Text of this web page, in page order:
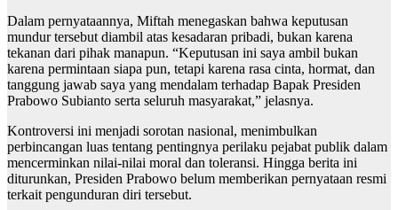
Dalam pernyataannya, Miftah menegaskan bahwa keputusan
mundur tersebut diambil atas kesadaran pribadi, bukan karena
tekanan dari pihak manapun. “Keputusan ini saya ambil bukan
karena permintaan siapa pun, tetapi karena rasa cinta, hormat, dan
tanggung jawab saya yang mendalam terhadap Bapak Presiden
Prabowo Subianto serta seluruh masyarakat,” jelasnya.
Kontroversi ini menjadi sorotan nasional, menimbulkan
perbincangan luas tentang pentingnya perilaku pejabat publik dalam
mencerminkan nilai-nilai moral dan toleransi. Hingga berita ini
diturunkan, Presiden Prabowo belum memberikan pernyataan resmi
terkait pengunduran diri tersebut.